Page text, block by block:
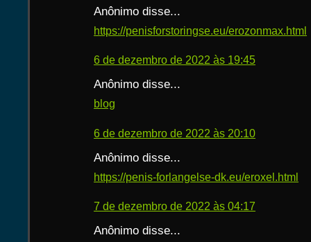
Anônimo disse...
https://penisforstoringse.eu/erozonmax.html
6 de dezembro de 2022 às 19:45
Anônimo disse...
blog
6 de dezembro de 2022 às 20:10
Anônimo disse...
https://penis-forlangelse-dk.eu/eroxel.html
7 de dezembro de 2022 às 04:17
Anônimo disse...